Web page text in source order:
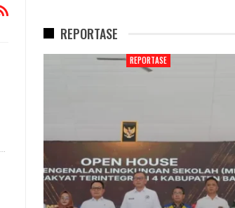
REPORTASE
REPORTASE